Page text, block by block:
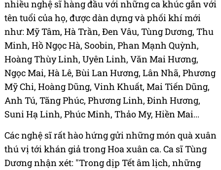
nhiều nghệ sĩ hàng đầu với những ca khúc gắn với
tên tuổi của họ, được dàn dựng và phối khí mới
như: Mỹ Tâm, Hà Trần, Đen Vâu, Tùng Dương, Thu
Minh, Hồ Ngọc Hà, Soobin, Phan Mạnh Quỳnh,
Hoàng Thùy Linh, Uyên Linh, Văn Mai Hương,
Ngọc Mai, Hà Lê, Bùi Lan Hương, Lân Nhã, Phương
Mỹ Chi, Hoàng Dũng, Vinh Khuất, Mai Tiến Dũng,
Anh Tú, Tăng Phúc, Phương Linh, Đinh Hương,
Suni Hạ Linh, Phúc Minh, Thảo My, Hiền Mai...
Các nghệ sĩ rất hào hứng gửi những món quà xuân
thú vị tới khán giả trong Hoa xuân ca. Ca sĩ Tùng
Dương nhận xét: "Trong dịp Tết âm lịch, những